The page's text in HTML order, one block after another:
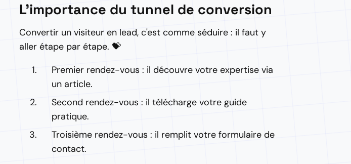
L'importance du tunnel de conversion
Convertir un visiteur en lead, c'est comme séduire : il faut y
aller étape par étape. 💝
Premier rendez-vous : il découvre votre expertise via
un article.
Second rendez-vous : il télécharge votre guide
pratique.
Troisième rendez-vous : il remplit votre formulaire de
contact.